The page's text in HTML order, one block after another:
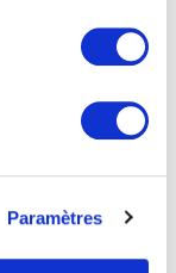
Paramètres